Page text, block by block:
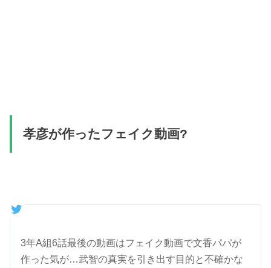
孝彦が作ったフェイク動画?
3年A組6話最後の動画はフェイク動画で文香パパが
作った気が…武智の真実を引き出す目的と不確かな